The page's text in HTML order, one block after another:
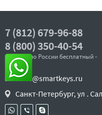
7 (812) 679-96-88
8 (800) 350-40-54
- звонок по России бесплатный -
sales@smartkeys.ru
Санкт-Петербург, ул .